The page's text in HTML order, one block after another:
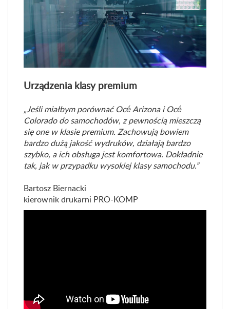
Urządzenia klasy premium
„Jeśli miałbym porównać Océ Arizona i Océ
Colorado do samochodów, z pewnością mieszczą
się one w klasie premium. Zachowują bowiem
bardzo dużą jakość wydruków, działają bardzo
szybko, a ich obsługa jest komfortowa. Dokładnie
tak, jak w przypadku wysokiej klasy samochodu.”
Bartosz Biernacki
kierownik drukarni PRO-KOMP